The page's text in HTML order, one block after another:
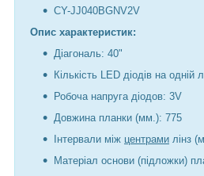
CY-JJ040BGNV2V
Опис характеристик:
Діагональ: 40"
Кількість LED діодів на одній
Робоча напруга діодов: 3V
Довжина планки (мм.): 775
Інтервали між центрами лінз
Матеріал основи (підложки)